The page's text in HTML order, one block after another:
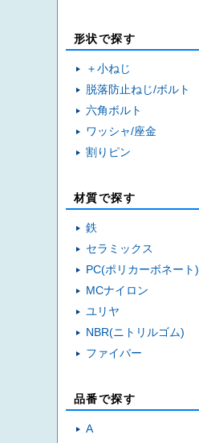
形状で探す
＋小ねじ
脱落防止ねじ/ボルト
六角ボルト
ワッシャ/座金
割りピン
材質で探す
鉄
セラミックス
PC(ポリカーボネート)
MCナイロン
ユリヤ
NBR(ニトリルゴム)
ファイバー
品番で探す
A